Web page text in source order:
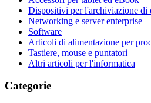
Dispositivi per l'archiviazione di
Networking e server enterprise
Software
Articoli di alimentazione per
Tastiere, mouse e puntatori
Altri articoli per l'informatica
Categorie